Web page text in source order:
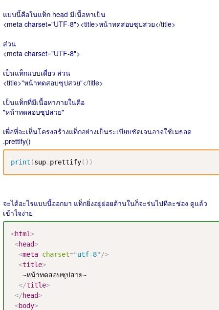
แบบนี้คือในแท็ก head มีเนื้อหาเป็น
<meta charset="UTF-8"><title>หน้าทดสอบซุปสวย</title>
ส่วน
<meta charset="UTF-8">
เป็นแท็กแบบเดี่ยว ส่วน
<title>"หน้าทดสอบซุปสวย"</title>
เป็นแท็กที่มีเนื้อหาภายในคือ
"หน้าทดสอบซุปสวย"
เพื่อที่จะเห็นโครงสร้างแท็กอย่างเป็นระเบียบชัดเจนอาจใช้เมธอด
.prettify()
print (sup. prettify( ) )
จะได้อะไรแบบนี้ออกมา แท็กยิ่งอยู่ย่อยด้านในก็จะร่นไปทีละช่อง ดูแล้ว
เข้าใจง่าย
<html>
<head>
<meta charset="utf-8" />
<title>
   ~หน้าทดสอบซุปสวย~
</title>
</head>
<body>